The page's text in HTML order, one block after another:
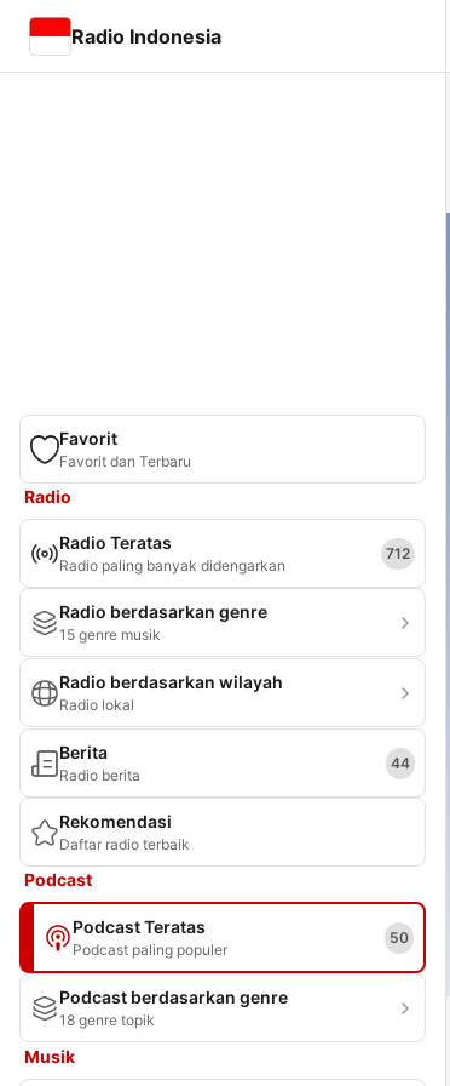
Radio Indonesia
Favorit
Favorit dan Terbaru
Radio
Radio Teratas
Radio paling banyak didengarkan
712
Radio berdasarkan genre
15 genre musik
Radio berdasarkan wilayah
Radio lokal
Berita
Radio berita
44
Rekomendasi
Daftar radio terbaik
Podcast
Podcast Teratas
Podcast paling populer
50
Podcast berdasarkan genre
18 genre topik
Musik